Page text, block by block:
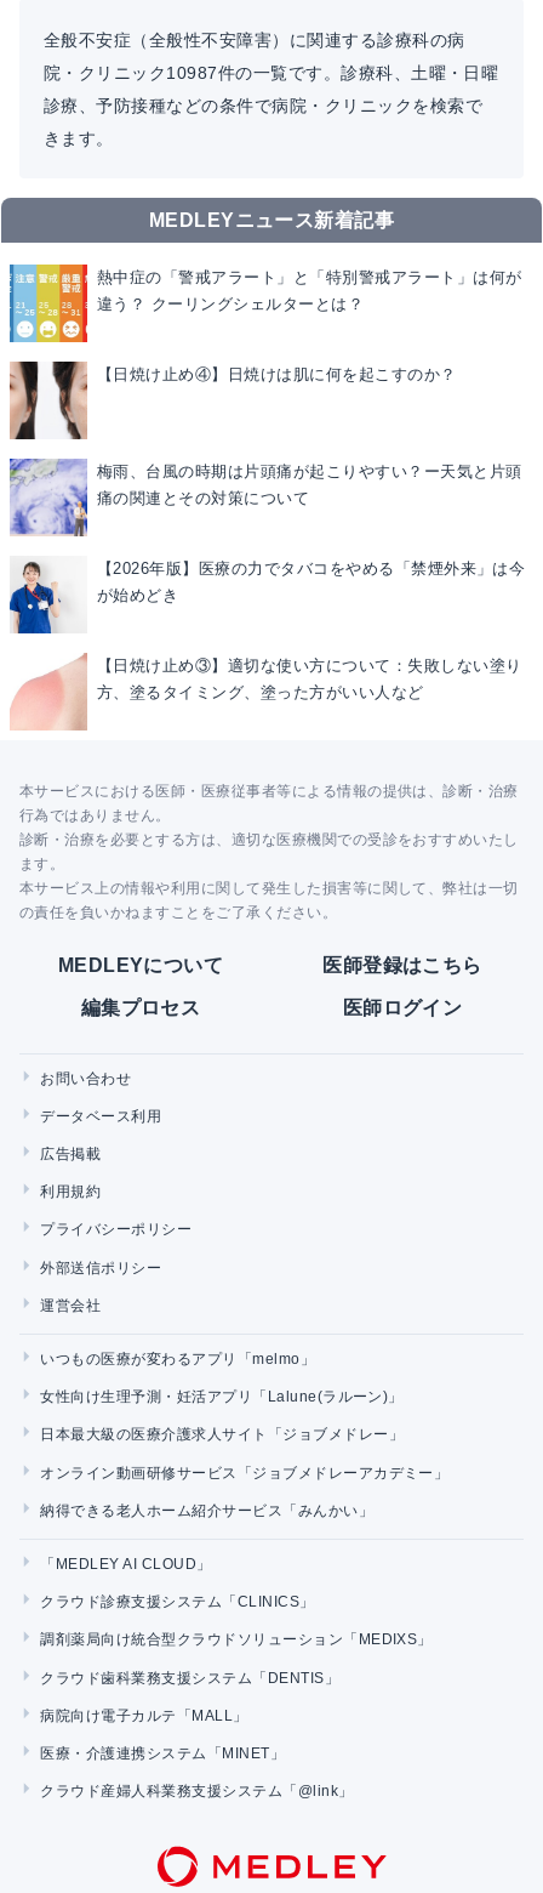
全般不安症（全般性不安障害）に関連する診療科の病
院・クリニック10987件の一覧です。診療科、土曜・日曜
診療、予防接種などの条件で病院・クリニックを検索で
きます。
MEDLEYニュース新着記事
熱中症の「警戒アラート」と「特別警戒アラート」は何が
違う？ クーリングシェルターとは？
【日焼け止め④】日焼けは肌に何を起こすのか？
梅雨、台風の時期は片頭痛が起こりやすい？ー天気と片頭
痛の関連とその対策について
【2026年版】医療の力でタバコをやめる「禁煙外来」は今
が始めどき
【日焼け止め③】適切な使い方について：失敗しない塗り
方、塗るタイミング、塗った方がいい人など
本サービスにおける医師・医療従事者等による情報の提供は、診断・治療
行為ではありません。
診断・治療を必要とする方は、適切な医療機関での受診をおすすめいたし
ます。
本サービス上の情報や利用に関して発生した損害等に関して、弊社は一切
の責任を負いかねますことをご了承ください。
MEDLEYについて 医師登録はこちら
編集プロセス 医師ログイン
お問い合わせ
データベース利用
広告掲載
利用規約
プライバシーポリシー
外部送信ポリシー
運営会社
いつもの医療が変わるアプリ「melmo」
女性向け生理予測・妊活アプリ「Lalune(ラルーン)」
日本最大級の医療介護求人サイト「ジョブメドレー」
オンライン動画研修サービス「ジョブメドレーアカデミー」
納得できる老人ホーム紹介サービス「みんかい」
「MEDLEY AI CLOUD」
クラウド診療支援システム「CLINICS」
調剤薬局向け統合型クラウドソリューション「MEDIXS」
クラウド歯科業務支援システム「DENTIS」
病院向け電子カルテ「MALL」
医療・介護連携システム「MINET」
クラウド産婦人科業務支援システム「@link」